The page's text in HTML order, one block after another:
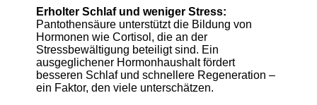
Erholter Schlaf und weniger Stress:
Pantothensäure unterstützt die Bildung von
Hormonen wie Cortisol, die an der
Stressbewältigung beteiligt sind. Ein
ausgeglichener Hormonhaushalt fördert
besseren Schlaf und schnellere Regeneration –
ein Faktor, den viele unterschätzen.